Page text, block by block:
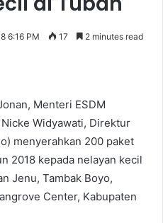
6:16 PM 17 2 minutes read
Menteri ESDM
Widyawati, Direktur
menyerahkan 200 paket
2018 kepada nelayan kecil
Jenu, Tambak Boyo,
Center, Kabupaten